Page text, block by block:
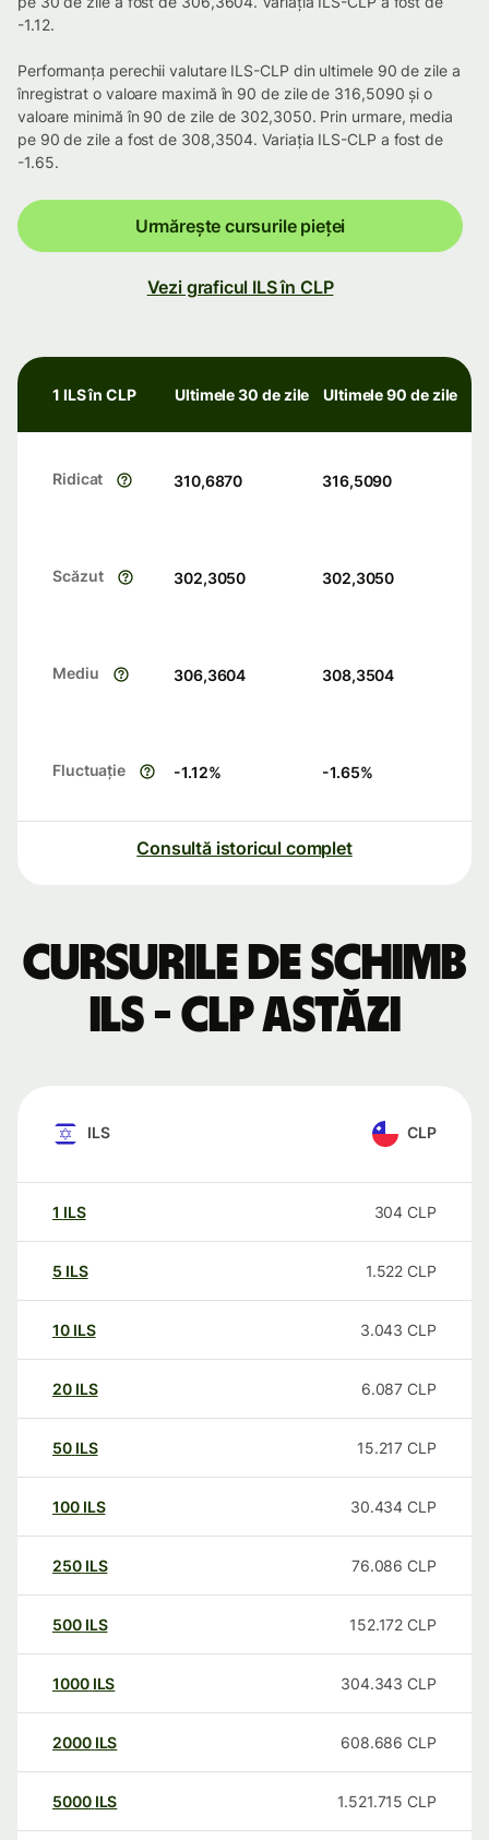
-1.12.
Performanța perechii valutare ILS-CLP din ultimele 90 de zile a
înregistrat o valoare maximă în 90 de zile de 316,5090 și o
valoare minimă în 90 de zile de 302,3050. Prin urmare, media
pe 90 de zile a fost de 308,3504. Variația ILS-CLP a fost de
-1.65.
Urmărește cursurile pieței
Vezi graficul ILS în CLP
1 ILS în CLP Ultimele 30 de zile Ultimele 90 de zile
Ridicat 310,6870 316,5090
Scăzut 302,3050 302,3050
Mediu 306,3604 308,3504
Fluctuație -1.12% -1.65%
Consultă istoricul complet
Cursurile de schimb
ILS - CLP astăzi
ILS CLP
1 ILS 304 CLP
5 ILS 1.522 CLP
10 ILS 3.043 CLP
20 ILS 6.087 CLP
50 ILS 15.217 CLP
100 ILS 30.434 CLP
250 ILS 76.086 CLP
500 ILS 152.172 CLP
1000 ILS 304.343 CLP
2000 ILS 608.686 CLP
5000 ILS 1.521.715 CLP